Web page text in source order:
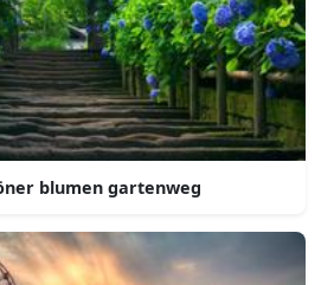
blumen gartenweg